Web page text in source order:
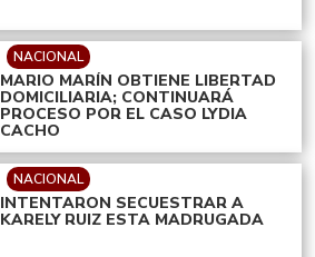
NACIONAL
MARIO MARÍN OBTIENE LIBERTAD
DOMICILIARIA; CONTINUARÁ
PROCESO POR EL CASO LYDIA
CACHO
NACIONAL
INTENTARON SECUESTRAR A
KARELY RUIZ ESTA MADRUGADA